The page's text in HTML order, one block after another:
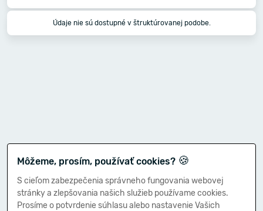
Údaje nie sú dostupné v štruktúrovanej podobe.
Môžeme, prosím, používať cookies? 🍪
S cieľom zabezpečenia správneho fungovania webovej
stránky a zlepšovania našich služieb používame cookies.
Prosíme o potvrdenie súhlasu alebo nastavenie Vašich